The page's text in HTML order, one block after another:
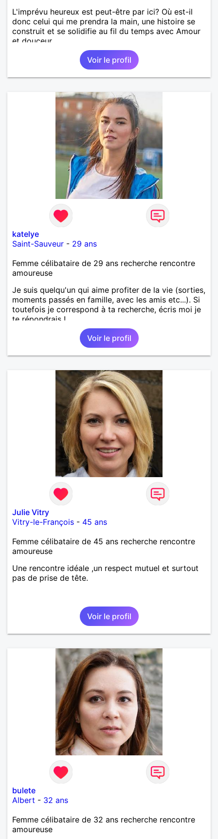
L'imprévu heureux est peut-être par ici? Où est-il
donc celui qui me prendra la main, une histoire se
construit et se solidifie au fil du temps avec Amour
et douceur
Voir le profil
katelye
Saint-Sauveur - 29 ans
Femme célibataire de 29 ans recherche rencontre
amoureuse
Je suis quelqu'un qui aime profiter de la vie (sorties,
moments passés en famille, avec les amis etc...). Si
toutefois je correspond à ta recherche, écris moi je
te répondrais !
Voir le profil
Julie Vitry
Vitry-le-François - 45 ans
Femme célibataire de 45 ans recherche rencontre
amoureuse
Une rencontre idéale ,un respect mutuel et surtout
pas de prise de tête.
Voir le profil
bulete
Albert - 32 ans
Femme célibataire de 32 ans recherche rencontre
amoureuse